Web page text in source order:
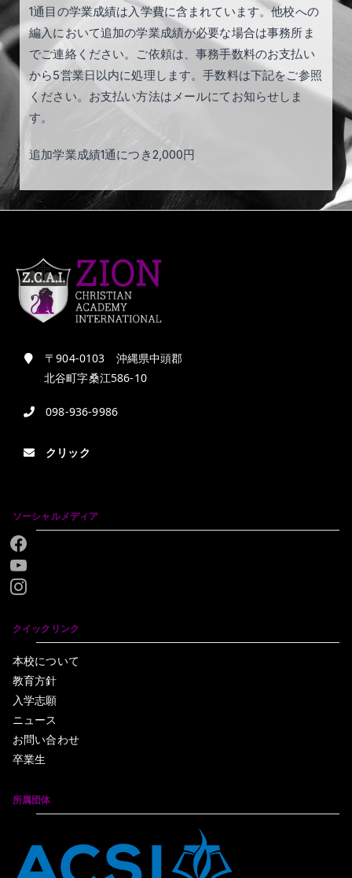
1通目の学業成績は入学費に含まれています。他校への
編入において追加の学業成績が必要な場合は事務所ま
でご連絡ください。ご依頼は、事務手数料のお支払い
から5営業日以内に処理します。手数料は下記をご参照
ください。お支払い方法はメールにてお知らせしま
す。
追加学業成績1通につき2,000円
〒904-0103 沖縄県中頭郡
北谷町字桑江586-10
098-936-9986
クリック
ソーシャルメディア
クイックリンク
本校について
教育方針
入学志願
ニュース
お問い合わせ
卒業生
所属団体